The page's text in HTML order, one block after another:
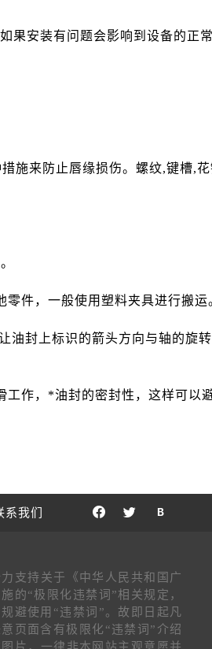
果安装有问题会影响到设备的正
施来防止唇缘损伤。螺纹,键槽,
件，一般使用塑料夹具进行搬运
封上标识的箭头方向与轴的旋
作，*油封的密封性，这样可以
系我们
支持关于《中华人民共和国广
的“极限化违禁词”相关规定，
规避使用“违禁词”。故即日起凡
页面含有极限化“违禁词”介绍
片，一律非本网站主观意愿并